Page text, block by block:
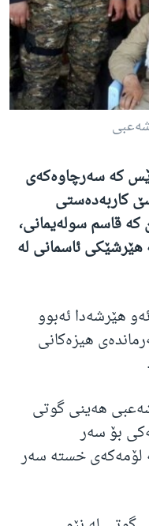
که‌ سه‌رچاوه‌که‌ی
کاربه‌ده‌ستی
که‌ قاسم سوله‌یمانی،
ئاسمانی له‌
هێرشه‌دا ئه‌بوو
هیزه‌کانی
هه‌ینی گوتی
بۆ سه‌ر
لۆمه‌که‌ی خسته‌ سه‌ر